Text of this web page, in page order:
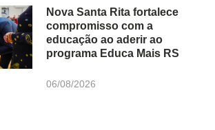
Nova Santa Rita fortalece
compromisso com a
educação ao aderir ao
programa Educa Mais RS
06/08/2026